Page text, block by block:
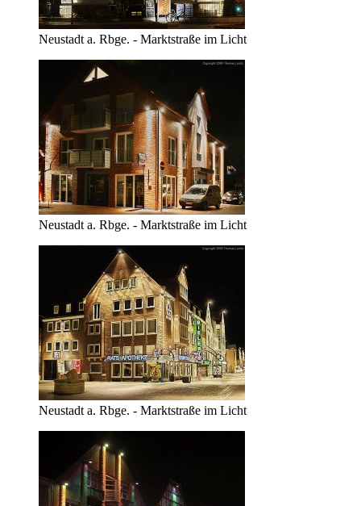
Neustadt a. Rbge. - Marktstraße im Licht
Neustadt a. Rbge. - Marktstraße im Licht
Neustadt a. Rbge. - Marktstraße im Licht